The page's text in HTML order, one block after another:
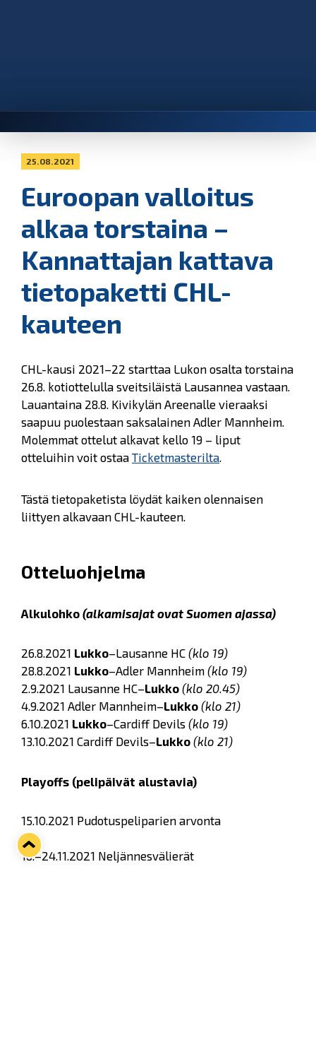
25.08.2021
Euroopan valloitus
alkaa torstaina –
Kannattajan kattava
tietopaketti CHL-
kauteen
CHL-kausi 2021–22 starttaa Lukon osalta torstaina
26.8. kotiottelulla sveitsiläistä Lausannea vastaan.
Lauantaina 28.8. Kivikylän Areenalle vieraaksi
saapuu puolestaan saksalainen Adler Mannheim.
Molemmat ottelut alkavat kello 19 – liput
otteluihin voit ostaa Ticketmasterilta.
Tästä tietopaketista löydät kaiken olennaisen
liittyen alkavaan CHL-kauteen.
Otteluohjelma
Alkulohko (alkamisajat ovat Suomen ajassa)
26.8.2021 Lukko–Lausanne HC (klo 19)
28.8.2021 Lukko–Adler Mannheim (klo 19)
2.9.2021 Lausanne HC–Lukko (klo 20.45)
4.9.2021 Adler Mannheim–Lukko (klo 21)
6.10.2021 Lukko–Cardiff Devils (klo 19)
13.10.2021 Cardiff Devils–Lukko (klo 21)
Playoffs (pelipäivät alustavia)
15.10.2021 Pudotuspeliparien arvonta
16.–24.11.2021 Neljännesvälierät